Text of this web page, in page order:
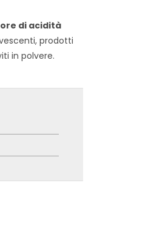
di acidità
prodotti
in polvere.